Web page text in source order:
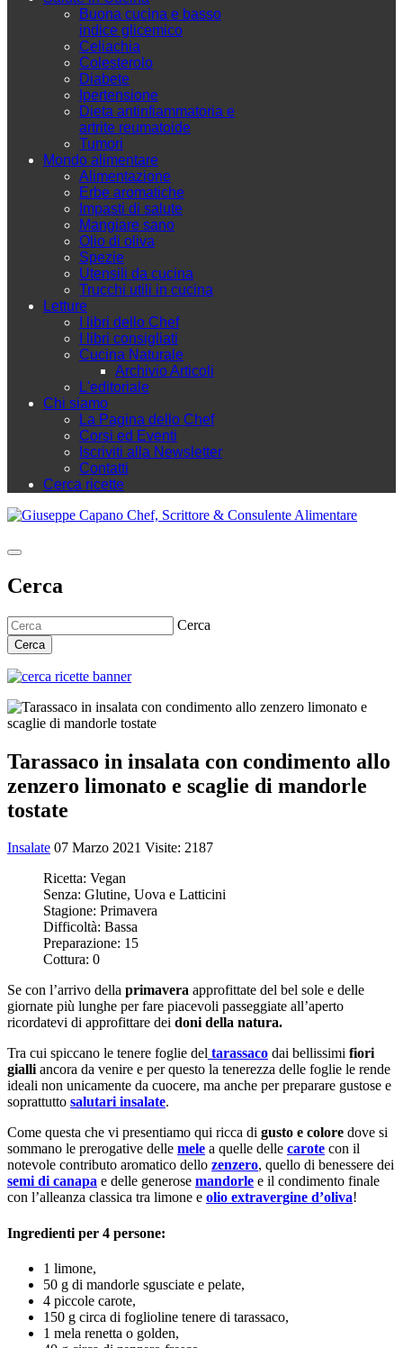
Buona cucina e basso
indice glicemico
Celiachia
Colesterolo
Diabete
Ipertensione
Dieta antinfiammatoria e
artrite reumatoide
Tumori
Mondo alimentare
Alimentazione
Erbe aromatiche
Impasti di salute
Mangiare sano
Olio di oliva
Spezie
Utensili da cucina
Trucchi utili in cucina
Letture
I libri dello Chef
I libri consigliati
Cucina Naturale
Archivio Articoli
L'editoriale
Chi siamo
La Pagina dello Chef
Corsi ed Eventi
Iscriviti alla Newsletter
Contatti
Cerca ricette
Cerca
Cerca
Cerca
Tarassaco in insalata con condimento allo
zenzero limonato e scaglie di mandorle
tostate
Insalate 07 Marzo 2021 Visite: 2187
Ricetta: Vegan
Senza: Glutine, Uova e Latticini
Stagione: Primavera
Difficoltà: Bassa
Preparazione: 15
Cottura: 0
Se con l’arrivo della primavera approfittate del bel sole e delle
giornate più lunghe per fare piacevoli passeggiate all’aperto
ricordatevi di approfittare dei doni della natura.
Tra cui spiccano le tenere foglie del tarassaco dai bellissimi fiori
gialliancora da venire e per questo la tenerezza delle foglie le rende
ideali non unicamente da cuocere, ma anche per preparare gustose e
soprattutto salutari insalate.
Come questa che vi presentiamo qui ricca di gusto e colore dove si
sommano le prerogative delle mele a quelle delle carote con il
notevole contributo aromatico dello zenzero, quello di benessere dei
semi di canapa e delle generose mandorle e il condimento finale
con l’alleanza classica tra limone e olio extravergine d’oliva!
Ingredienti per 4 persone:
1 limone,
50 g di mandorle sgusciate e pelate,
4 piccole carote,
150 g circa di foglioline tenere di tarassaco,
1 mela renetta o golden,